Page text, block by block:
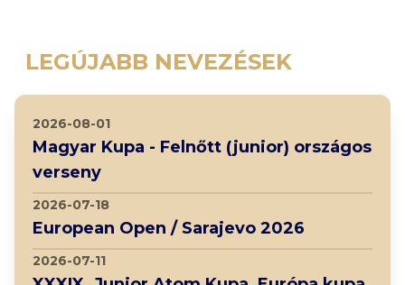
LEGÚJABB NEVEZÉSEK
2026-08-01
Magyar Kupa - Felnőtt (junior) országos
verseny
2026-07-18
European Open / Sarajevo 2026
2026-07-11